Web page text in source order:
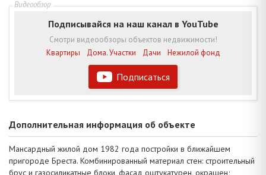
Подписаться
Подписывайся на наш канал в YouTube
Смотри видеообзоры объектов недвижимости!
Квартиры
Дома. Участки Дачи Нежилой фонд
Дополнительная информация об объекте
Мансардный жилой дом 1982 года постройки в ближайшем
пригороде Бреста. Комбинированный материал стен: строительный
брус и газосиликатные блоки, фасад оштукатурен, окрашен;